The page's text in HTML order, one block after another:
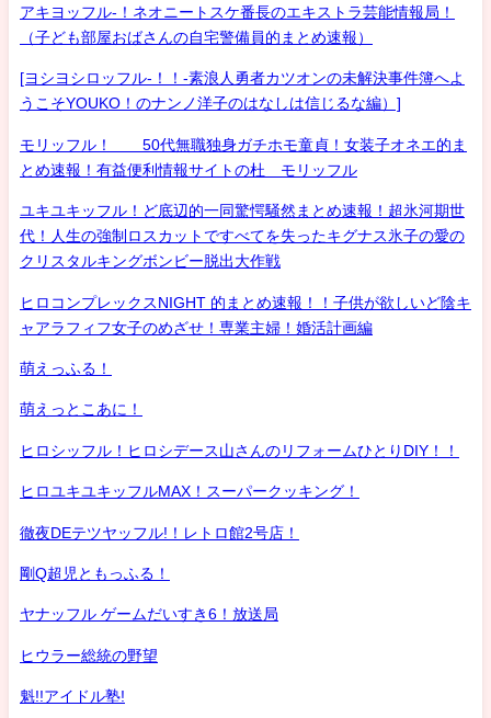
アキヨッフル-！ネオニートスケ番長のエキストラ芸能情報局！
（子ども部屋おばさんの自宅警備員的まとめ速報）
[ヨシヨシロッフル-！！-素浪人勇者カツオンの未解決事件簿へよ
うこそYOUKO！のナンノ洋子のはなしは信じるな編）]
モリッフル！ 50代無職独身ガチホモ童貞！女装子オネエ的ま
とめ速報！有益便利情報サイトの杜 モリッフル
ユキユキッフル！ど底辺的一同驚愕騒然まとめ速報！超氷河期世
代！人生の強制ロスカットですべてを失ったキグナス氷子の愛の
クリスタルキングボンビー脱出大作戦
ヒロコンプレックスNIGHT 的まとめ速報！！子供が欲しいど陰キ
ャアラフィフ女子のめざせ！専業主婦！婚活計画編
萌えっふる！
萌えっとこあに！
ヒロシッフル！ヒロシデース山さんのリフォームひとりDIY！！
ヒロユキユキッフルMAX！スーパークッキング！
徹夜DEテツヤッフル!！レトロ館2号店！
剛Q超児ともっふる！
ヤナッフル ゲームだいすき6！放送局
ヒウラー総統の野望
魁!!アイドル塾!